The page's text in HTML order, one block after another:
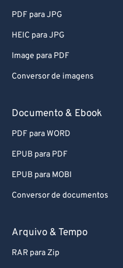
PDF para JPG
HEIC para JPG
Image para PDF
Conversor de imagens
Documento & Ebook
PDF para WORD
EPUB para PDF
EPUB para MOBI
Conversor de documentos
Arquivo & Tempo
RAR para Zip